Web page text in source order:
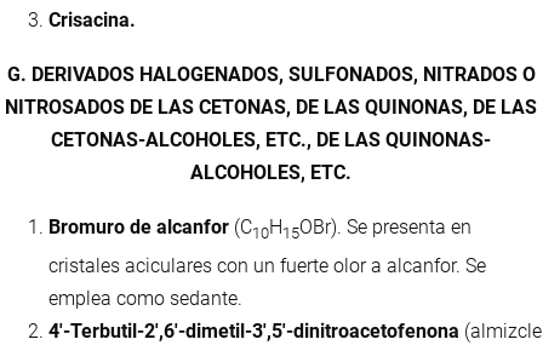
Crisacina.
G. DERIVADOS HALOGENADOS, SULFONADOS, NITRADOS O
NITROSADOS DE LAS CETONAS, DE LAS QUINONAS, DE LAS
CETONAS-ALCOHOLES, ETC., DE LAS QUINONAS-
ALCOHOLES, ETC.
Bromuro de alcanfor (C10H15OBr). Se presenta en
cristales aciculares con un fuerte olor a alcanfor. Se
emplea como sedante.
4'-Terbutil-2',6'-dimetil-3',5'-dinitroacetofenona (almizcle